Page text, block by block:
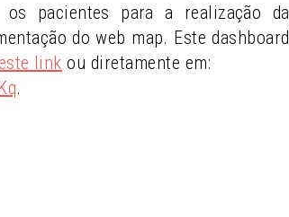
pacientes para a realização da
do web map. Este dashboard
link ou diretamente em:
.